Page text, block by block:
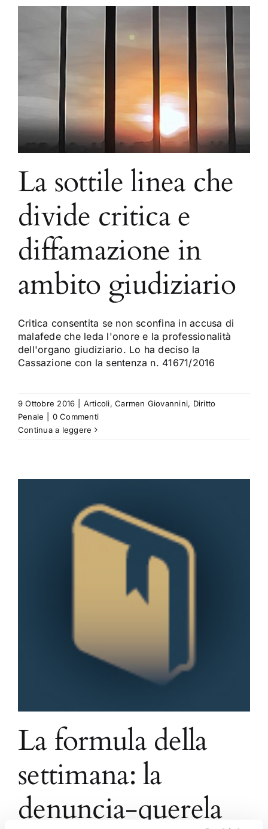
La sottile linea che
divide critica e
diffamazione in
ambito giudiziario
Critica consentita se non sconfina in accusa di
malafede che leda l'onore e la professionalità
dell'organo giudiziario. Lo ha deciso la
Cassazione con la sentenza n. 41671/2016
9 Ottobre 2016 Articoli,Carmen Giovannini, Diritto
Penale
0 Commenti
Continua a leggere
La formula della
settimana: la
denuncia-querela